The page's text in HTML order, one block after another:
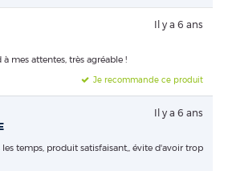
Il y a 6 ans
mes attentes, très agréable !
Je recommande ce produit
Il y a 6 ans
temps, produit satisfaisant,, évite d'avoir trop